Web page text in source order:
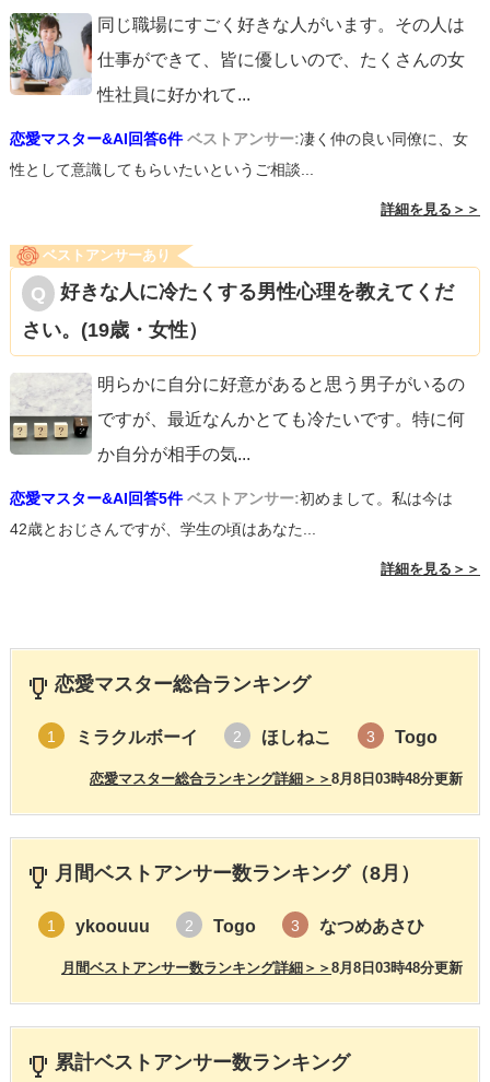
同じ職場にすごく好きな人がいます。その人は
仕事ができて、皆に優しいので、たくさんの女
性社員に好かれて...
恋愛マスター&AI回答6件 ベストアンサー:凄く仲の良い同僚に、女
性として意識してもらいたいというご相談...
詳細を見る＞＞
ベストアンサーあり
好きな人に冷たくする男性心理を教えてくだ
さい。(19歳・女性）
明らかに自分に好意があると思う男子がいるの
ですが、最近なんかとても冷たいです。特に何
か自分が相手の気...
恋愛マスター&AI回答5件 ベストアンサー:初めまして。私は今は
42歳とおじさんですが、学生の頃はあなた...
詳細を見る＞＞
恋愛マスター総合ランキング
1 ミラクルボーイ 2 ほしねこ 3 Togo
8月8日03時48分更新
恋愛マスター総合ランキング詳細＞＞
月間ベストアンサー数ランキング（8月）
1 ykoouuu 2 Togo 3 なつめあさひ
8月8日03時48分更新
月間ベストアンサー数ランキング詳細＞＞
累計ベストアンサー数ランキング